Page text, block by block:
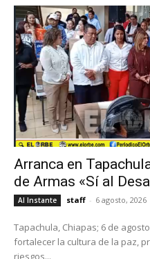
Arranca en
de Armas «Sí al
Al Instante staff - 6 agosto, 2026
Tapachula, Chiapas; 6 de
fortalecer la cultura de la paz,
riesgos...